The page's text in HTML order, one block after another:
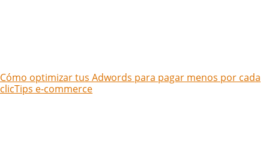
Cómo optimizar tus Adwords para pagar menos por cada
clicTips e-commerce